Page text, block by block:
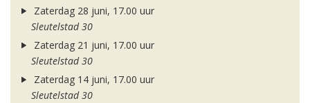
Zaterdag 28 juni, 17.00 uur
Sleutelstad 30
Zaterdag 21 juni, 17.00 uur
Sleutelstad 30
Zaterdag 14 juni, 17.00 uur
Sleutelstad 30